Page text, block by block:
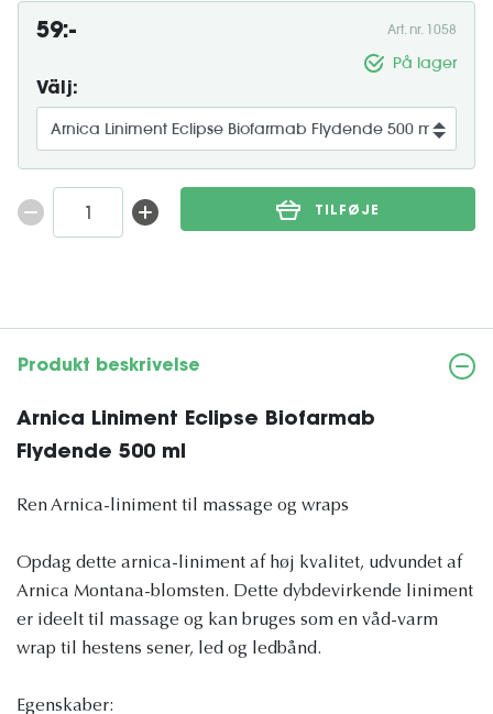
59:- Art. nr. 1058
På lager
Välj:
TILFØJE
Produkt beskrivelse
Arnica Liniment Eclipse Biofarmab
Flydende 500 ml
Ren Arnica-liniment til massage og wraps
Opdag dette arnica-liniment af høj kvalitet, udvundet af
Arnica Montana-blomsten. Dette dybdevirkende liniment
er ideelt til massage og kan bruges som en våd-varm
wrap til hestens sener, led og ledbånd.
Egenskaber: